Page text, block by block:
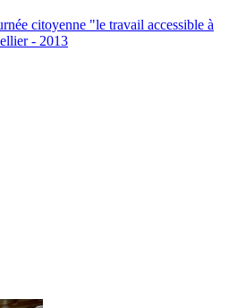
citoyenne "le travail accessible à
- 2013